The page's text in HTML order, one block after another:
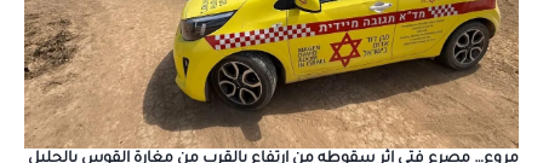
مروع… مصرع فتى إثر سقوطه من ارتفاع بالقرب من مغارة القوس بالجليل